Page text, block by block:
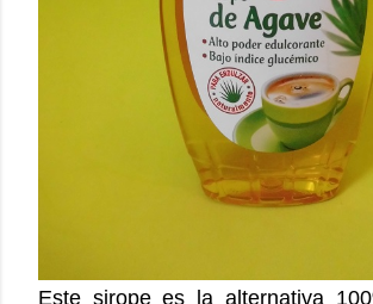
Este sirope es la alternativa